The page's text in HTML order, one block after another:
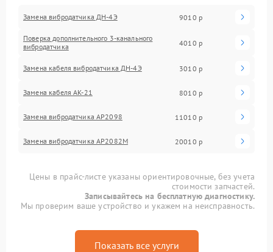
Замена вибродатчика ДН-4Э 9010 р
Поверка дополнительного 3-канального
вибродатчика
4010 р
Замена кабеля вибродатчика ДН-4Э 3010 р
Замена кабеля АК-21 8010 р
Замена вибродатчика АР2098 11010 р
Замена вибродатчика АР2082М 20010 р
Цены в прайс-листе указаны ориентировочные, без учета
стоимости запчастей.
Записывайтесь на бесплатную диагностику.
Мы проверим ваше устройство и укажем на неисправность.
Показать все услуги